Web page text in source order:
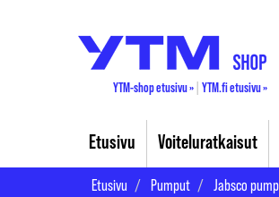
YTM-shop etusivu » YTM.fi etusivu »
Etusivu Voiteluratkaisut
Etusivu Pumput Jabsco